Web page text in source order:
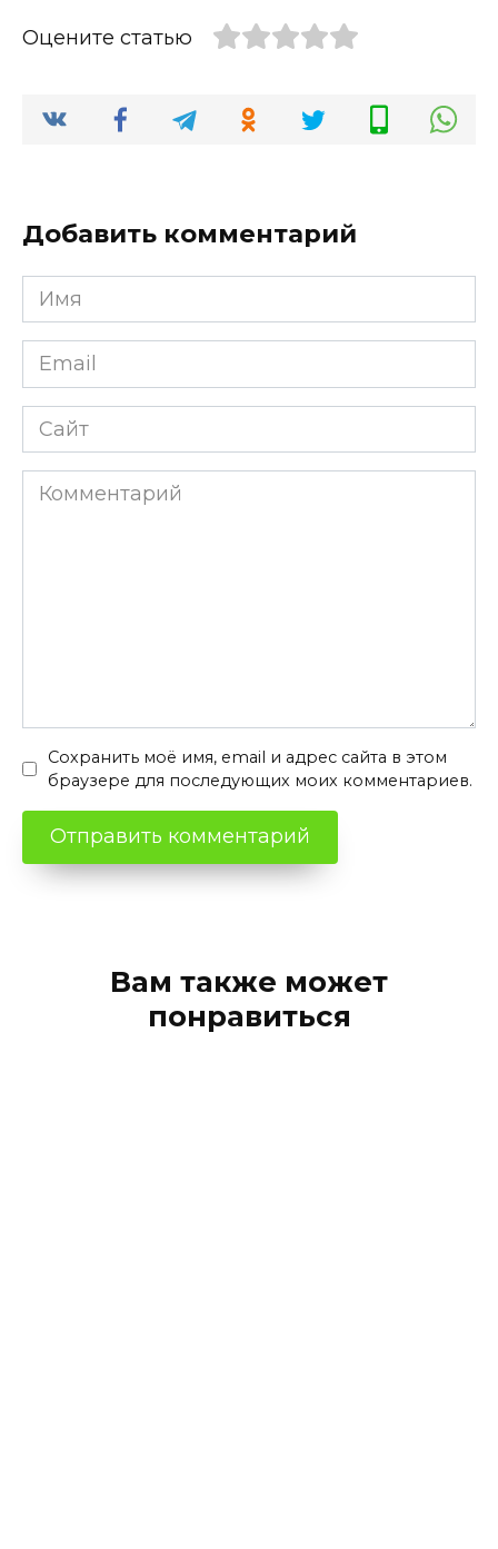
Оцените статью
Добавить комментарий
Имя
*
Email
*
Сайт
Комментарий
Сохранить моё имя, email и адрес сайта в этом
браузере для последующих моих комментариев.
Вам также может
понравиться